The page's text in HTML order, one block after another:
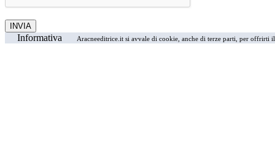
Informativa Aracneeditrice.it si avvale di cookie, anche di terze parti, per